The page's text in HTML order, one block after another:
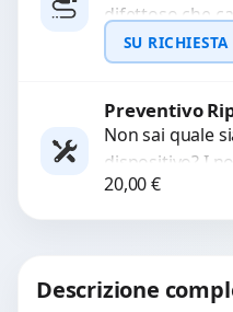
difettoso che
sonora o
e accessori....
SU RICHIESTA
Preventivo
Non sai quale
dispositivo? I
check-up
avanzati per...
20,00€
Descrizione